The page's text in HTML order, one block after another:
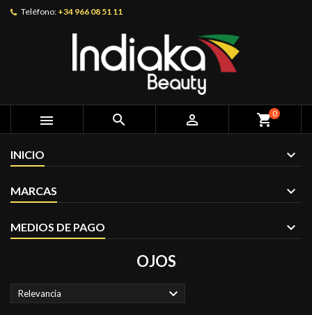
Teléfono: +34 966 08 51 11
   shopping_cart0
INICIO
MARCAS
MEDIOS DE PAGO
OJOS
Relevancia 